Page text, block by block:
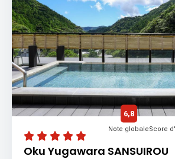
Oku Yugawara SANSUIROU
6,8
Note globaleScore